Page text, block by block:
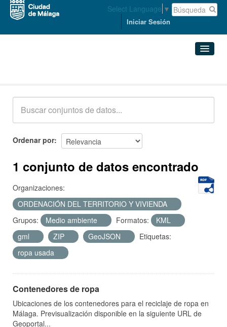
Select Language ▼
Iniciar Sesión
Acerca de
Ordenar por
1 conjunto de datos encontrado
Organizaciones:
ORDENACIÓN DEL TERRITORIO Y VIVIENDA
Grupos:
Medio ambiente Formatos:
KML
gml
ZIP GeoJSON
Etiquetas:
ropa usada
Contenedores de ropa
Ubicaciones de los contenedores para el reciclaje de ropa en
Málaga. Previsualización disponible en la siguiente URL de
Geoportal...